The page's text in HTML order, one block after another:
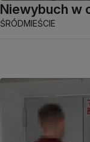
Niewybuch w
ŚRÓDMIEŚCIE